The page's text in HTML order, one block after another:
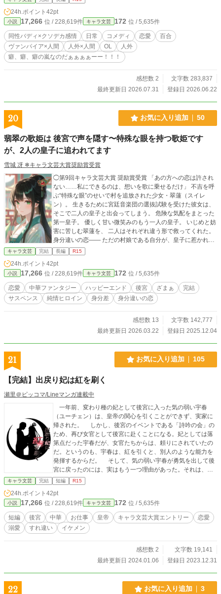
世界組”と、なぜか馴染んでいく現代日本の人々。 ツッコミ不
在の異種族同居生活、果たして千恵子の胃はもつのか……？
これはアラサーOLと“ワケあり最強ヴァンパイア”が織りな
す、ちょっぴり不思議でなんだかあったかくて笑える、壮大
な恋物語？ 彼らの地続きの非日常をご賞味あれ🦇💕👓️ 毎
24h.ポイント 42pt
小説 17,266 位 / 228,619件 キャラ文芸 172 位 / 5,635件
同性バディ×クソデカ感情 日常 コメディ 恋愛
百合
ヴァンパイア×人間
人外×人間 OL
人外
癖、癖、癖の嵐なのだぁぁぁぁーー！！！
感想数 2
文字数 283,837
最終更新日 2026.07.31
登録日 2026.06.22
20 お気に入り追加 50
翡翠の歌姫は 後宮で声を隠す〜特殊な眼を持つ歌姫です
が、2人の皇子に追われてます
雪城 冴 ❄キャラ文芸大賞奨励賞受賞
◯第9回キャラ文芸大賞 奨励賞受賞 「あの方への恋は許され
ない……私にできるのは、想いを歌に乗せるだけ」 不吉を呼
ぶ“特殊な眼”のせいで村を追放された少女・翠蓮（スイレ
ン）。 生きるために宮廷音楽団の選抜試験を受けた彼女は、
そこで二人の皇子と出会ってしまう。 危険な気配をまとった
第一皇子。 優しく甘い微笑みのもう一人の皇子。 いじめと妨
害に苦しむ翠蓮を、 二人はそれぞれ違う形で救ってくれた。
身分違いの恋―― ただの村娘である自分が、皇子に惹かれて
しまうなんて。 歌うたびに胸が疼き、想いを込めた旋律が心
を揺らす。 しかしその恋は、皇位争いと後宮の陰謀という大
きな渦に飲み込まれていく。 翠蓮には、本人も知らない禁忌
の秘密があった。 その力が目覚めるとき、彼女はどちらの皇
子の傍にいたいと願うのか――。
キャラ文芸 完結 長編 R15
24h.ポイント 42pt
小説 17,266 位 / 228,619件 キャラ文芸 172 位 / 5,635件
恋愛 中華ファンタジー ハッピーエンド 後宮 ざまぁ
完結
サスペンス
純情ヒロイン 身分差 身分違いの恋
感想数 13
文字数 142,777
最終更新日 2026.03.22
登録日 2025.12.04
21 お気に入り追加 105
【完結】出戻り妃は紅を刷く
瀬里＠ピッコマ/Lineマンガ連載中
一年前、変わり種の妃として後宮に入った気の弱い宇春
（ユーチェン）は、皇帝の関心を引くことができず、実家に
帰された。 しかし、後宮のイベントである「詩吟の会」の
ため、再び女官として後宮に赴くことになる。妃としては落
第点だった宇春だが、女官たちからは、頼りにされていたの
だ。というのも、宇春は、紅を引くと、別人のような能力を
発揮するからだ。 そして、気の弱い宇春が勇気を出して後
宮に戻ったのには、実はもう一つ理由があった。それは、心
を寄せていた、近衛武官の劉（リュウ）に告白し、きちんと
振られることだった──。 これは、出戻り妃の宇春（ユー
チェン）が、再び後宮に戻り、女官としての恋とお仕事に翻
弄される物語。 全十一話の短編です。 表紙は「桜ゆゆ
の。」ちゃんです。
キャラ文芸 完結 短編 R15
24h.ポイント 42pt
小説 17,266 位 / 228,619件 キャラ文芸 172 位 / 5,635件
短編 後宮 中華 お仕事 皇帝 キャラ文芸大賞エントリー
恋愛
溺愛
すれ違い イケメン
感想数 2
文字数 19,141
最終更新日 2024.01.06
登録日 2023.12.31
22 お気に入り追加 3